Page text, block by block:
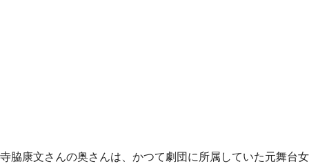
寺脇康文さんの奥さんは、かつて劇団に所属していた元舞台女